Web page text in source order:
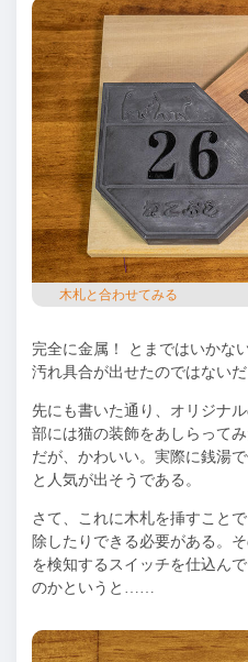
⽊札と合わせてみる
完全に⾦属！ とまではいかな
汚れ具合が出せたのではないだ
先にも書いた通り、オリジナ
部には猫の装飾をあしらって
だが、かわいい。実際に銭湯
と⼈気が出そうである。
さて、これに⽊札を挿すこと
除したりできる必要がある。
を検知するスイッチを仕込ん
のかというと ……